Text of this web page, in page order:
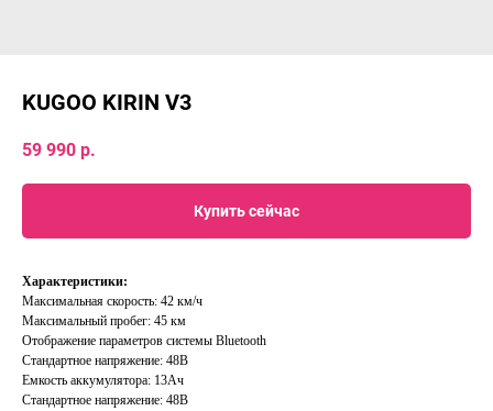
KUGOO KIRIN V3
59 990 р.
Купить сейчас
Характеристики:
Максимальная скорость: 42 км/ч
Максимальный пробег: 45 км
Отображение параметров системы Bluetooth
Стандартное напряжение: 48В
Емкость аккумулятора: 13Ач
Стандартное напряжение: 48В